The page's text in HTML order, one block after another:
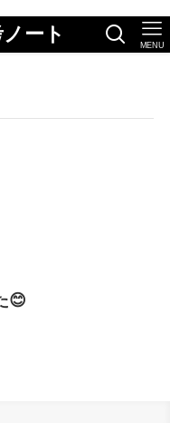
ート MENU
😊